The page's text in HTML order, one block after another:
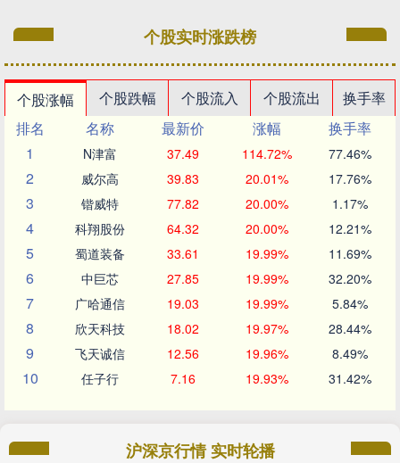
个股实时涨跌榜
个股涨幅 个股跌幅 个股流入 个股流出
换手率
排名
名称 最新价 涨幅
换手率
1
N津富 37.49 114.72% 77.46%
2 威尔高 39.83 20.01% 17.76%
3 锴威特 77.82 20.00% 1.17%
4 科翔股份 64.32 20.00% 12.21%
5 蜀道装备 33.61 19.99% 11.69%
6 中巨芯 27.85 19.99% 32.20%
7 广哈通信 19.03 19.99% 5.84%
8 欣天科技 18.02 19.97% 28.44%
9 飞天诚信 12.56 19.96% 8.49%
10 任子行 7.16 19.93% 31.42%
沪深京行情 实时轮播